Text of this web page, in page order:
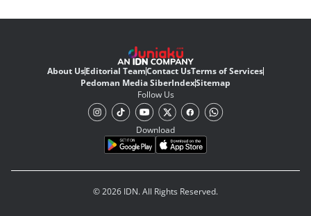
About UsEditorial TeamContact UsTerms of Services
Pedoman Media SiberIndexSitemap
Follow Us
Download
© 2026 IDN. All Rights Reserved.